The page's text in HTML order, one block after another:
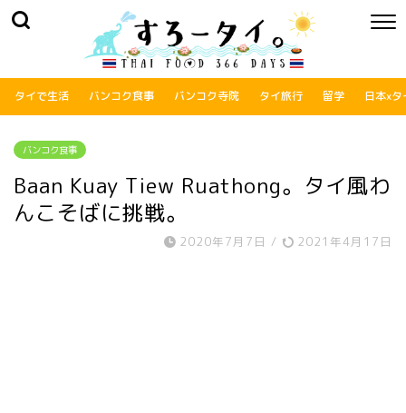
タイで生活 バンコク食事 バンコク寺院 タイ旅行 留学 日本xタ
バンコク食事
Baan Kuay Tiew Ruathong。タイ風わ
んこそばに挑戦。
2020年7月7日 / 2021年4月17日